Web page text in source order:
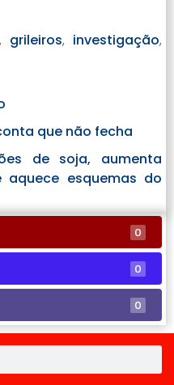
, grileiros, investigação,
que não fecha
de soja, aumenta
aquece esquemas do
0
0
0